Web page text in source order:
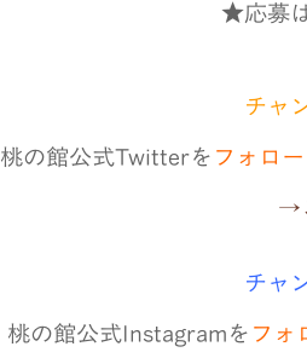
★応募
チャ
桃の館公式Twitterを フォロー
→
チャ
桃の館公式Instagramを フォ